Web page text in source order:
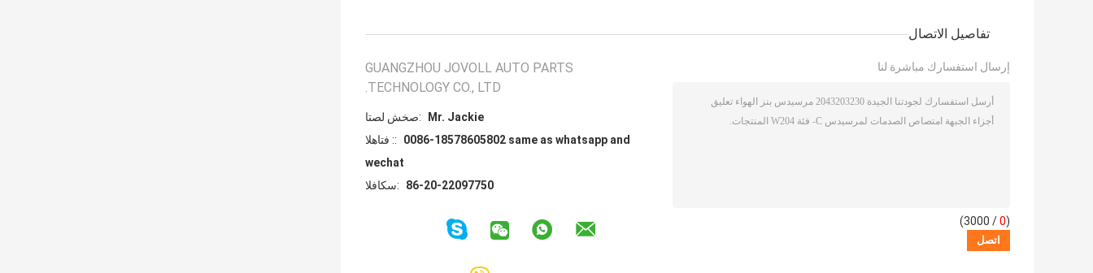
تفاصيل الاتصال
GUANGZHOU JOVOLL AUTO PARTS
TECHNOLOGY CO., LTD.
اتصل شخص:
Mr. Jackie
الهاتف ::
0086-18578605802 same as whatsapp and
wechat
الفاكس:
86-20-22097750
إرسال استفسارك مباشرة لنا
(
0
/ 3000)